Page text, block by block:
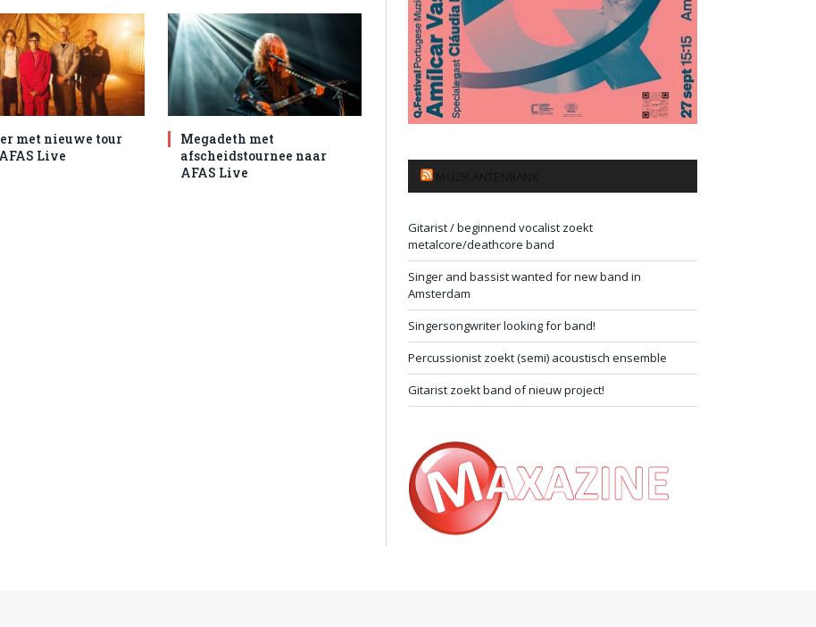
met nieuwe tour
Live
Megadeth met
afscheidstournee naar
AFAS Live
Gitarist / beginnend vocalist zoekt
metalcore/deathcore band
Singer and bassist wanted for new band in
Amsterdam
Singersongwriter looking for band!
Percussionist zoekt (semi) acoustisch ensemble
Gitarist zoekt band of nieuw project!